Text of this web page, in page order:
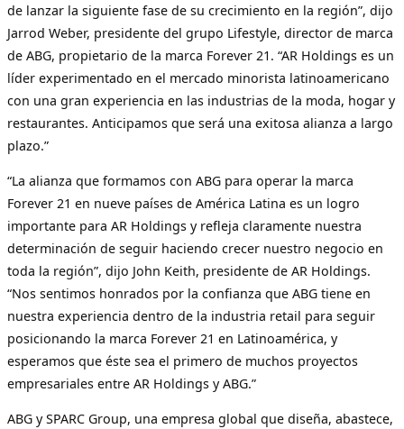
de lanzar la siguiente fase de su crecimiento en la región”, dijo
Jarrod Weber, presidente del grupo Lifestyle, director de marca
de ABG, propietario de la marca Forever 21. “AR Holdings es un
líder experimentado en el mercado minorista latinoamericano
con una gran experiencia en las industrias de la moda, hogar y
restaurantes. Anticipamos que será una exitosa alianza a largo
plazo.”
“La alianza que formamos con ABG para operar la marca
Forever 21 en nueve países de América Latina es un logro
importante para AR Holdings y refleja claramente nuestra
determinación de seguir haciendo crecer nuestro negocio en
toda la región”, dijo John Keith, presidente de AR Holdings.
“Nos sentimos honrados por la confianza que ABG tiene en
nuestra experiencia dentro de la industria retail para seguir
posicionando la marca Forever 21 en Latinoamérica, y
esperamos que éste sea el primero de muchos proyectos
empresariales entre AR Holdings y ABG.”
ABG y SPARC Group, una empresa global que diseña, abastece,